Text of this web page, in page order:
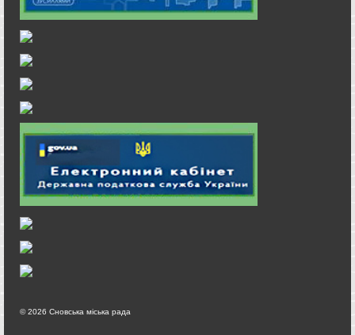
© 2026 Сновська міська рада